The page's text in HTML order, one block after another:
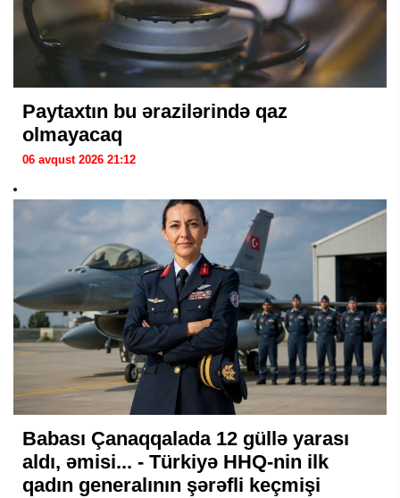
Paytaxtın bu ərazilərində qaz
olmayacaq
06 avqust 2026 21:12
Babası Çanaqqalada 12 güllə yarası
aldı, əmisi... - Türkiyə HHQ-nin ilk
qadın generalının şərəfli keçmişi